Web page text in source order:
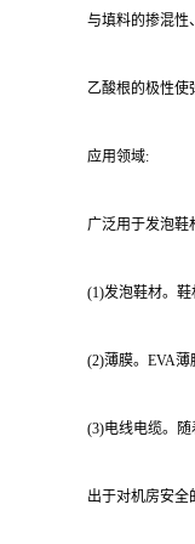
与填料的掺混性
乙酸根的极性使
应用领域:
广泛用于发泡鞋
(1)发泡鞋材。鞋
(2)薄膜。EVA薄
(3)电线电缆。随
出于对机房安全